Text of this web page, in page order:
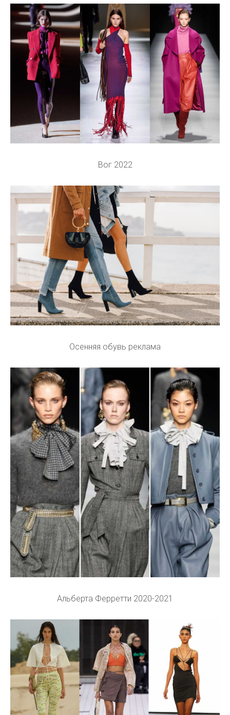
Вог 2022
Осенняя обувь реклама
Альберта Ферретти 2020-2021